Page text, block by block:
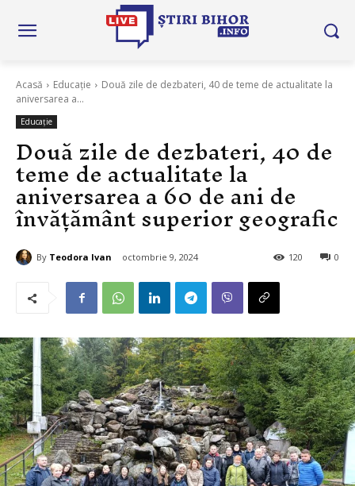
Acasă Educație
Două zile de dezbateri, 40 de teme de actualitate la
aniversarea a...
Educație
Două zile de dezbateri, 40 de
teme de actualitate la
aniversarea a 60 de ani de
învățământ superior geografic
By Teodora Ivan octombrie 9, 2024 0
120